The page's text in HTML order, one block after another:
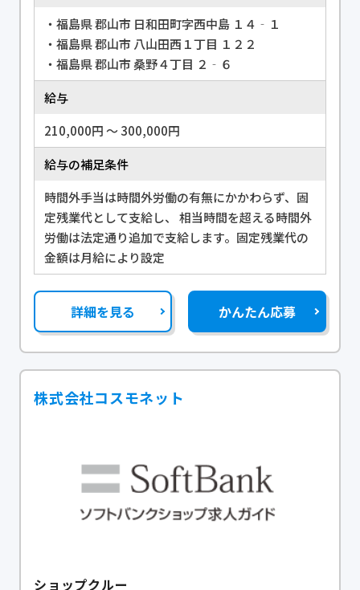
・福島県 郡山市 日和田町字西中島 １４‐１
・福島県 郡山市 八山田西１丁目 １２２
・福島県 郡山市 桑野４丁目 ２‐６
給与
210,000円 〜 300,000円
給与の補足条件
時間外手当は時間外労働の有無にかかわらず、固
定残業代として支給し、 相当時間を超える時間外
労働は法定通り追加で支給します。固定残業代の
金額は月給により設定
詳細を見る かんたん応募
株式会社コスモネット
ショップクルー